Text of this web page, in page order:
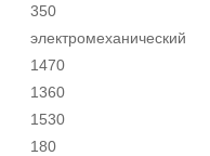
350
электромеханический
1470
1360
1530
180